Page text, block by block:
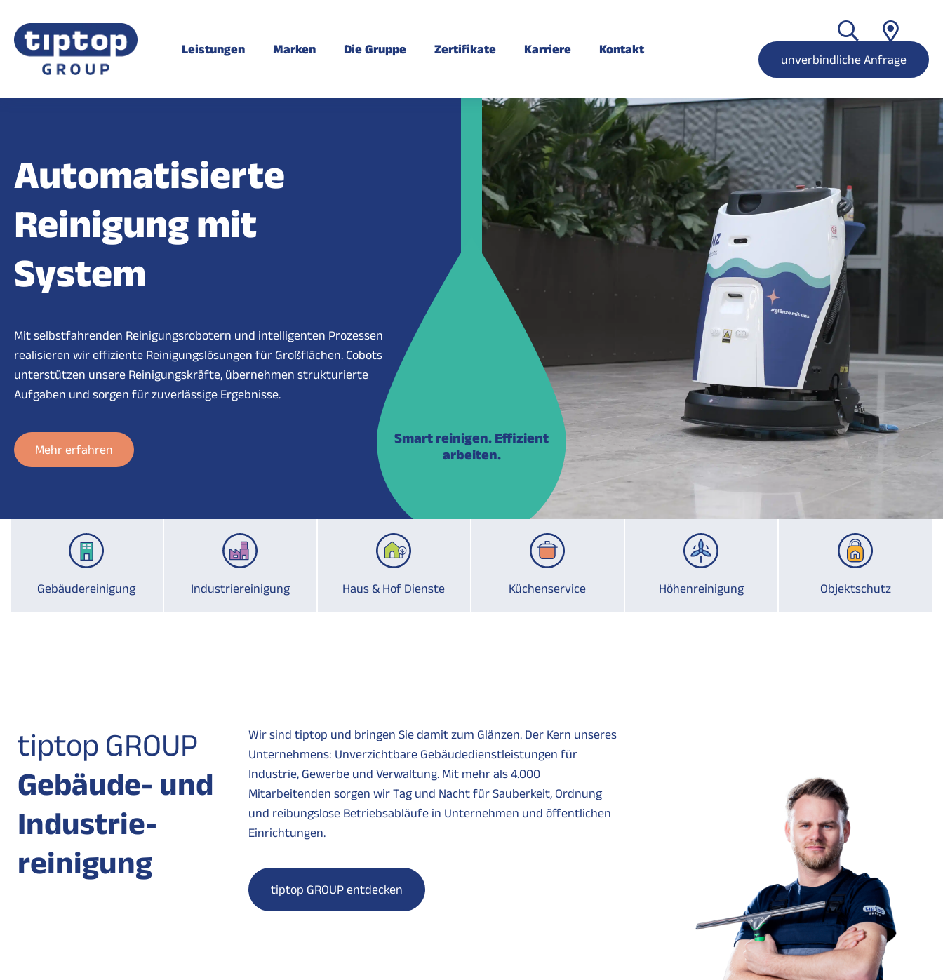
Leistungen Marken Die Gruppe Zertifikate Karriere Kontakt
unverbindliche Anfrage
Automatisierte
Reinigung mit
System
Mit selbstfahrenden Reinigungsrobotern und intelligenten Prozessen
realisieren wir effiziente Reinigungslösungen für Großflächen. Cobots
unterstützen unsere Reinigungskräfte, übernehmen strukturierte
Aufgaben und sorgen für zuverlässige Ergebnisse.
Mehr erfahren
Smart reinigen. Effizient
arbeiten.
Gebäudereinigung Industriereinigung Haus & Hof Dienste Küchenservice Höhenreinigung Objektschutz
tiptop GROUP
Gebäude- und
Industrie­
reinigung
Wir sind tiptop und bringen Sie damit zum Glänzen. Der Kern unseres
Unternehmens: Unverzichtbare Gebäudedienstleistungen für
Industrie, Gewerbe und Verwaltung. Mit mehr als 4.000
Mitarbeitenden sorgen wir Tag und Nacht für Sauberkeit, Ordnung
und reibungslose Betriebsabläufe in Unternehmen und öffentlichen
Einrichtungen.
tiptop GROUP entdecken